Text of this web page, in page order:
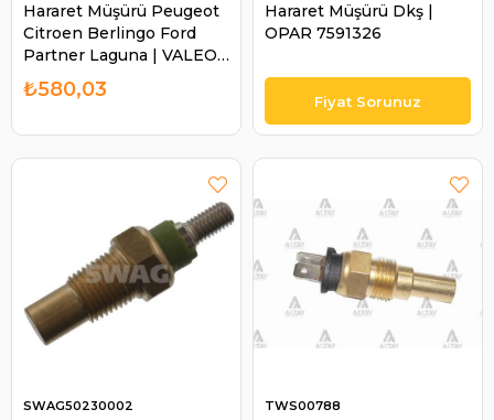
Hararet Müşürü Peugeot
Citroen Berlingo Ford
Partner Laguna | VALEO
700111
₺580,03
Hararet Müşürü Dkş |
OPAR 7591326
SWAG50230002 TWS00788